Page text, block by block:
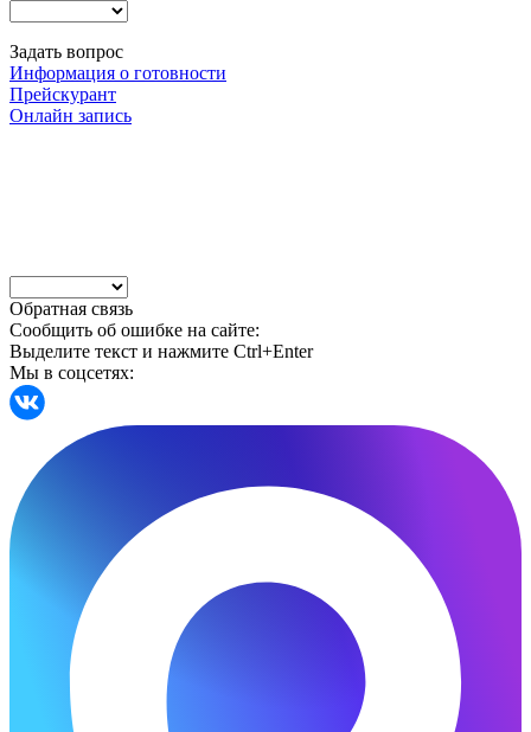
Задать вопрос
Информация о готовности
Прейскурант
Онлайн запись
Обратная связь
Сообщить об ошибке на сайте:
Выделите текст и нажмите Ctrl+Enter
Мы в соцсетях: